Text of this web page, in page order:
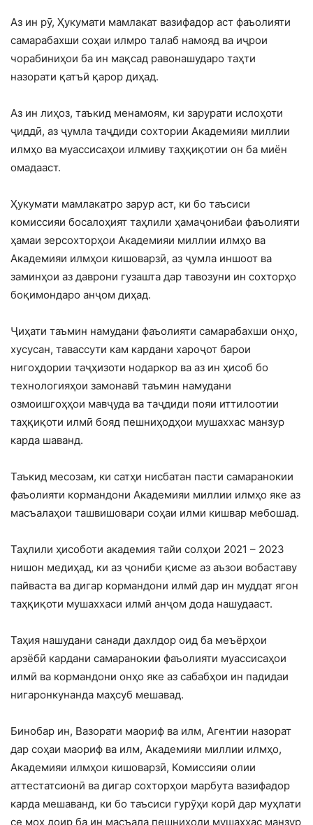
Аз ин рӯ, Ҳукумати мамлакат вазифадор аст фаъолияти
самарабахши соҳаи илмро талаб намояд ва иҷрои
чорабиниҳои ба ин мақсад равонашударо таҳти
назорати қатъӣ қарор диҳад.
Аз ин лиҳоз, таъкид менамоям, ки зарурати ислоҳоти
ҷиддӣ, аз ҷумла таҷдиди сохтории Академияи миллии
илмҳо ва муассисаҳои илмиву таҳқиқотии он ба миён
омадааст.
Ҳукумати мамлакатро зарур аст, ки бо таъсиси
комиссияи босалоҳият таҳлили ҳамаҷонибаи фаъолияти
ҳамаи зерсохторҳои Академияи миллии илмҳо ва
Академияи илмҳои кишоварзӣ, аз ҷумла иншоот ва
заминҳои аз даврони гузашта дар тавозуни ин сохторҳо
боқимондаро анҷом диҳад.
Ҷиҳати таъмин намудани фаъолияти самарабахши онҳо,
хусусан, тавассути кам кардани хароҷот барои
нигоҳдории таҷҳизоти нодаркор ва аз ин ҳисоб бо
технологияҳои замонавӣ таъмин намудани
озмоишгоҳҳои мавҷуда ва таҷдиди пояи иттилоотии
таҳқиқоти илмӣ бояд пешниҳодҳои мушаххас манзур
карда шаванд.
Таъкид месозам, ки сатҳи нисбатан пасти самаранокии
фаъолияти кормандони Академияи миллии илмҳо яке аз
масъалаҳои ташвишовари соҳаи илми кишвар мебошад.
Таҳлили ҳисоботи академия тайи солҳои 2021 – 2023
нишон медиҳад, ки аз ҷониби қисме аз аъзои вобаставу
пайваста ва дигар кормандони илмӣ дар ин муддат ягон
таҳқиқоти мушаххаси илмӣ анҷом дода нашудааст.
Таҳия нашудани санади дахлдор оид ба меъёрҳои
арзёбӣ кардани самаранокии фаъолияти муассисаҳои
илмӣ ва кормандони онҳо яке аз сабабҳои ин падидаи
нигаронкунанда маҳсуб мешавад.
Бинобар ин, Вазорати маориф ва илм, Агентии назорат
дар соҳаи маориф ва илм, Академияи миллии илмҳо,
Академияи илмҳои кишоварзӣ, Комиссияи олии
аттестатсионӣ ва дигар сохторҳои марбута вазифадор
карда мешаванд, ки бо таъсиси гурӯҳи корӣ дар муҳлати
се моҳ доир ба ин масъала пешниҳоди мушаххас манзур